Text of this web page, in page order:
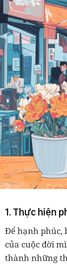
1. Thực hiện
Để hạnh phúc,
của cuộc đời
thành những